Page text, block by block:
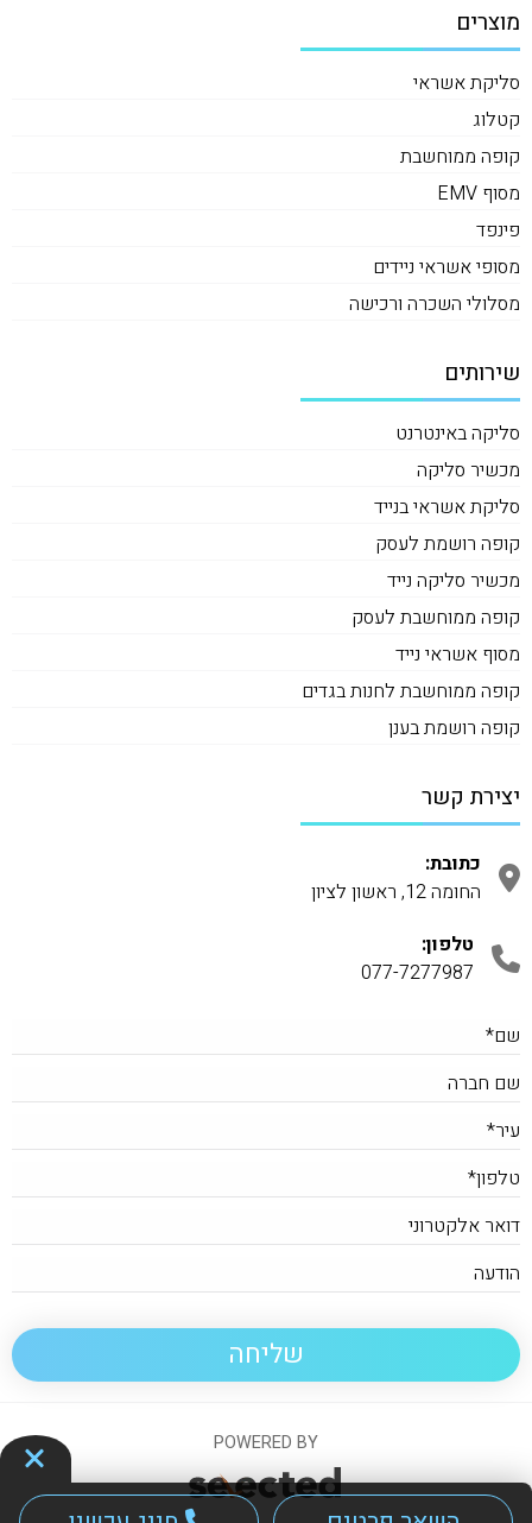
מוצרים
סליקת אשראי
קטלוג
קופה ממוחשבת
מסוף EMV
פינפד
מסופי אשראי ניידים
מסלולי השכרה ורכישה
שירותים
סליקה באינטרנט
מכשיר סליקה
סליקת אשראי בנייד
קופה רושמת לעסק
מכשיר סליקה נייד
קופה ממוחשבת לעסק
מסוף אשראי נייד
קופה ממוחשבת לחנות בגדים
קופה רושמת בענן
יצירת קשר
כתובת:
החומה 12, ראשון לציון
טלפון:
077-7277987
POWERED BY